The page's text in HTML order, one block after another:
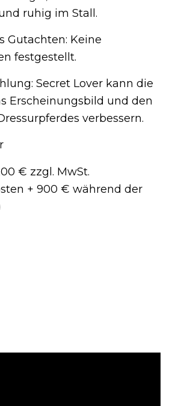
ruhig im Stall.
Gutachten: Keine
festgestellt.
Secret Lover kann die
Erscheinungsbild und den
verbessern.
€ zzgl. MwSt.
+ 900 € während der